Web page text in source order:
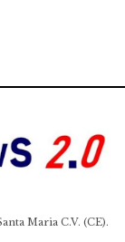
Maria C.V. (CE).